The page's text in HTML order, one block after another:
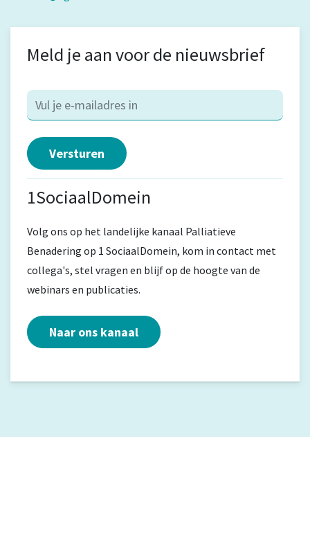
Meld je aan voor de nieuwsbrief
1SociaalDomein
Volg ons op het landelijke kanaal Palliatieve
Benadering op 1 SociaalDomein, kom in contact met
collega's, stel vragen en blijf op de hoogte van de
webinars en publicaties.
Naar ons kanaal